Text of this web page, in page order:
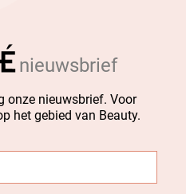
nieuwsbrief
onze nieuwsbrief. Voor
het gebied van Beauty.